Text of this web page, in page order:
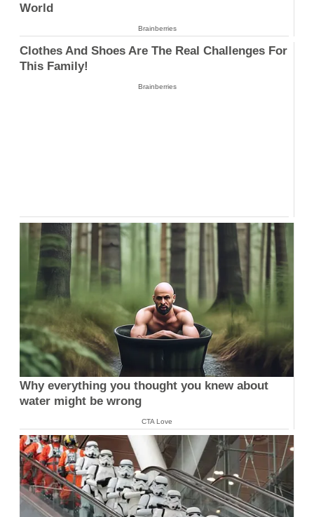
World
Brainberries
Clothes And Shoes Are The Real Challenges For
This Family!
Brainberries
Why everything you thought you knew about
water might be wrong
CTA Love